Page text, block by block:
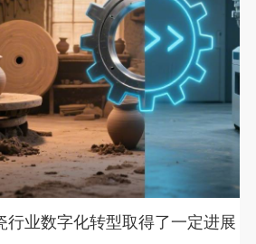
业数字化转型取得了一定进展，